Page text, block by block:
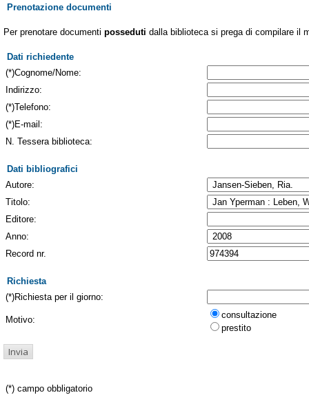
Prenotazione documenti
Per prenotare documenti posseduti dalla biblioteca si prega di compilare il
Dati richiedente
(*)Cognome/Nome:
Indirizzo:
(*)Telefono:
(*)E-mail:
N. Tessera biblioteca:
Dati bibliografici
Autore:
Titolo:
Editore:
Anno:
Record nr.
Richiesta
(*)Richiesta per il giorno:
Motivo:
consultazione
prestito
(*) campo obbligatorio